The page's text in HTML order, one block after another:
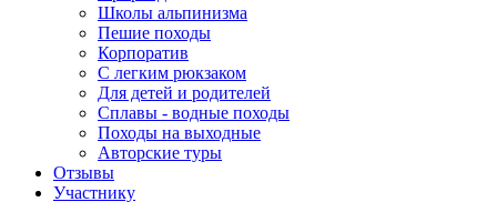
Школы альпинизма
Пешие походы
Корпоратив
С легким рюкзаком
Для детей и родителей
Сплавы - водные походы
Походы на выходные
Авторские туры
Отзывы
Участнику